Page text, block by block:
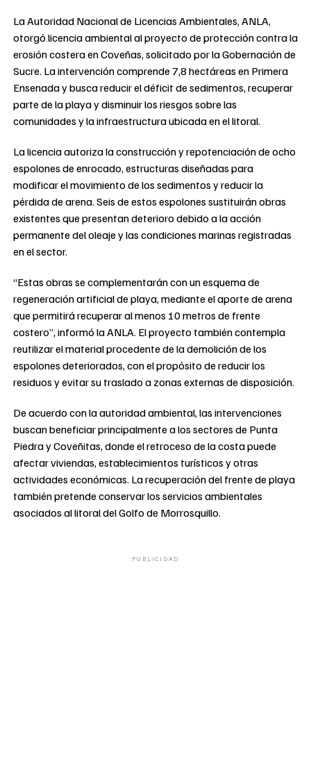
La Autoridad Nacional de Licencias Ambientales, ANLA,
otorgó licencia ambiental al proyecto de protección contra la
erosión costera en Coveñas, solicitado por la Gobernación de
Sucre. La intervención comprende 7,8 hectáreas en Primera
Ensenada y busca reducir el déficit de sedimentos, recuperar
parte de la playa y disminuir los riesgos sobre las
comunidades y la infraestructura ubicada en el litoral.
La licencia autoriza la construcción y repotenciación de ocho
espolones de enrocado, estructuras diseñadas para
modificar el movimiento de los sedimentos y reducir la
pérdida de arena. Seis de estos espolones sustituirán obras
existentes que presentan deterioro debido a la acción
permanente del oleaje y las condiciones marinas registradas
en el sector.
“Estas obras se complementarán con un esquema de
regeneración artificial de playa, mediante el aporte de arena
que permitirá recuperar al menos 10 metros de frente
costero”, informó la ANLA. El proyecto también contempla
reutilizar el material procedente de la demolición de los
espolones deteriorados, con el propósito de reducir los
residuos y evitar su traslado a zonas externas de disposición.
De acuerdo con la autoridad ambiental, las intervenciones
buscan beneficiar principalmente a los sectores de Punta
Piedra y Coveñitas, donde el retroceso de la costa puede
afectar viviendas, establecimientos turísticos y otras
actividades económicas. La recuperación del frente de playa
también pretende conservar los servicios ambientales
asociados al litoral del Golfo de Morrosquillo.
PUBLICIDAD